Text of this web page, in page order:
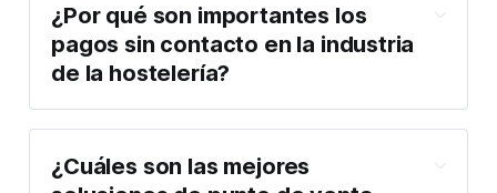
¿Por qué son importantes los
pagos sin contacto en la industria
de la hostelería?
¿Cuáles son las mejores